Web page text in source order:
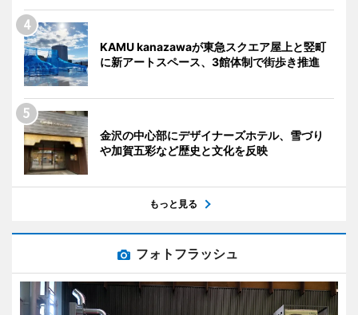
KAMU kanazawaが東急スクエア屋上と竪町
に新アートスペース、3館体制で街歩き推進
金沢の中心部にデザイナーズホテル、雪づり
や加賀五彩など歴史と文化を反映
もっと見る
フォトフラッシュ